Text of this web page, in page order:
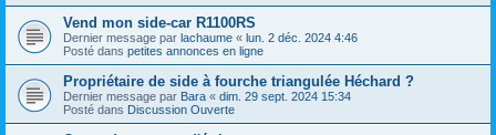
Vend mon side-car R1100RS
Dernier message par lachaume « lun. 2 déc. 2024 4:46
Posté dans petites annonces en ligne
Propriétaire de side à fourche triangulée Héchard ?
Dernier message par Bara « dim. 29 sept. 2024 15:34
Posté dans Discussion Ouverte